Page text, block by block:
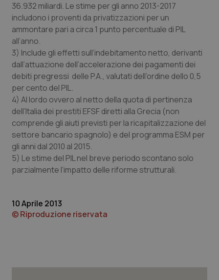
36.932 miliardi. Le stime per gli anno 2013-2017
includono i proventi da privatizzazioni per un
ammontare pari a circa 1 punto percentuale di PIL
all’anno.
3) Include gli effetti sull’indebitamento netto, derivanti
dall’attuazione dell’accelerazione dei pagamenti dei
debiti pregressi delle P.A., valutati dell’ordine dello 0,5
per cento del PIL.
4) Al lordo ovvero al netto della quota di pertinenza
dell’Italia dei prestiti EFSF diretti alla Grecia (non
comprende gli aiuti previsti per la ricapitalizzazione del
settore bancario spagnolo) e del programma ESM per
gli anni dal 2010 al 2015.
5) Le stime del PIL nel breve periodo scontano solo
parzialmente l’impatto delle riforme strutturali.
10 Aprile 2013
© Riproduzione riservata